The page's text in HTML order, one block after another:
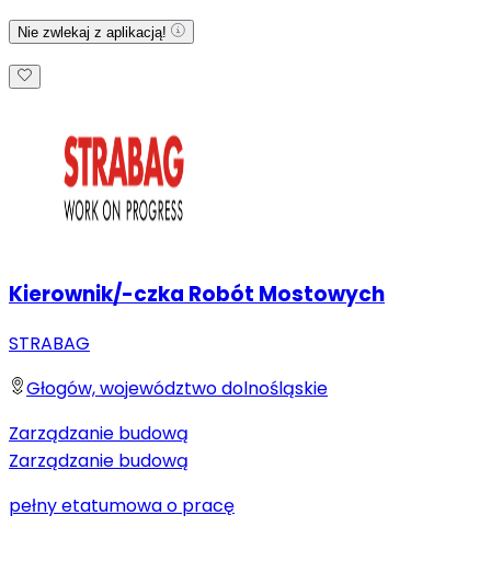
Nie zwlekaj z aplikacją!
Kierownik/-czka Robót Mostowych
STRABAG
Głogów, województwo dolnośląskie
Zarządzanie budową
Zarządzanie budową
pełny etatumowa o pracę